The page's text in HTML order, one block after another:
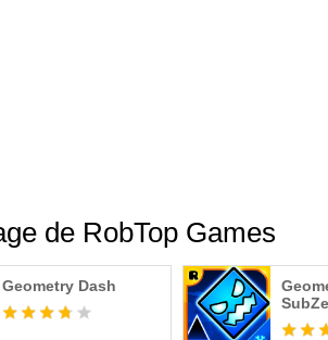
de RobTop Games
Geometry Dash